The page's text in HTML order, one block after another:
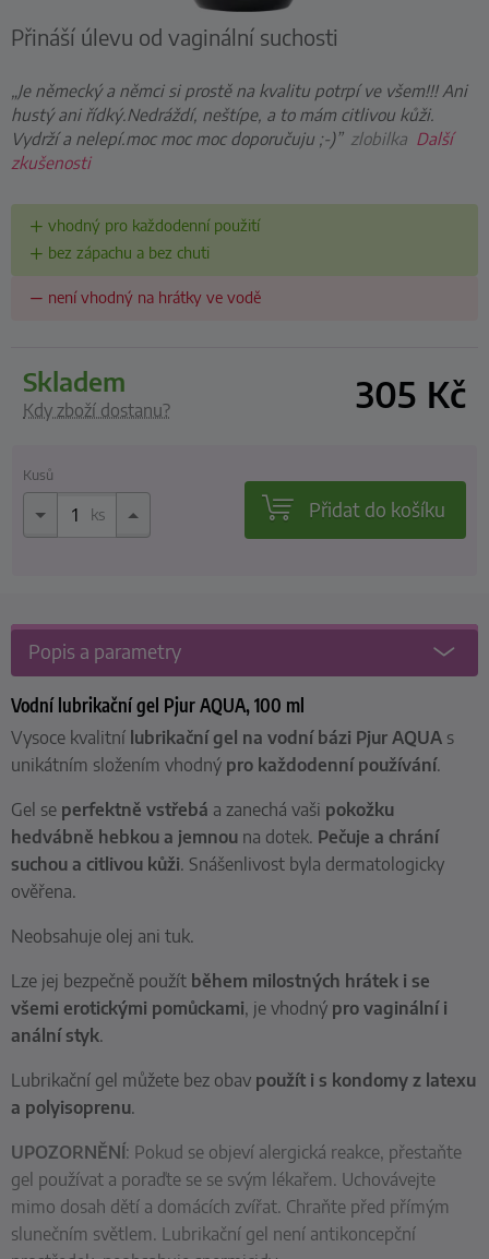
Přináší úlevu od vaginální suchosti
„Je německý a němci si prostě na kvalitu potrpí ve všem!!! Ani
hustý ani řídký.Nedráždí, neštípe, a to mám citlivou kůži.
Vydrží a nelepí.moc moc moc doporučuju ;-)” zlobilka Další
zkušenosti
vhodný pro každodenní použití
bez zápachu a bez chuti
není vhodný na hrátky ve vodě
skladem
Kdy zboží dostanu? 305 Kč
Kusů
ks Přidat do košíku
Popis a parametry
Vodní lubrikační gel Pjur AQUA, 100 ml
Vysoce kvalitní lubrikační gel na vodní bázi Pjur AQUA s
unikátním složením vhodný pro každodenní používání.
Gel se perfektně vstřebá a zanechá vaši pokožku
hedvábně hebkou a jemnou na dotek. Pečuje a chrání
suchou a citlivou kůži. Snášenlivost byla dermatologicky
ověřena.
Neobsahuje olej ani tuk.
Lze jej bezpečně použít během milostných hrátek i se
všemi erotickými pomůckami, je vhodný pro vaginální i
anální styk.
Lubrikační gel můžete bez obav použít i s kondomy z latexu
a polyisoprenu.
UPOZORNĚNÍ: Pokud se objeví alergická reakce, přestaňte
gel používat a poraďte se se svým lékařem. Uchovávejte
mimo dosah dětí a domácích zvířat. Chraňte před přímým
slunečním světlem. Lubrikační gel není antikoncepční